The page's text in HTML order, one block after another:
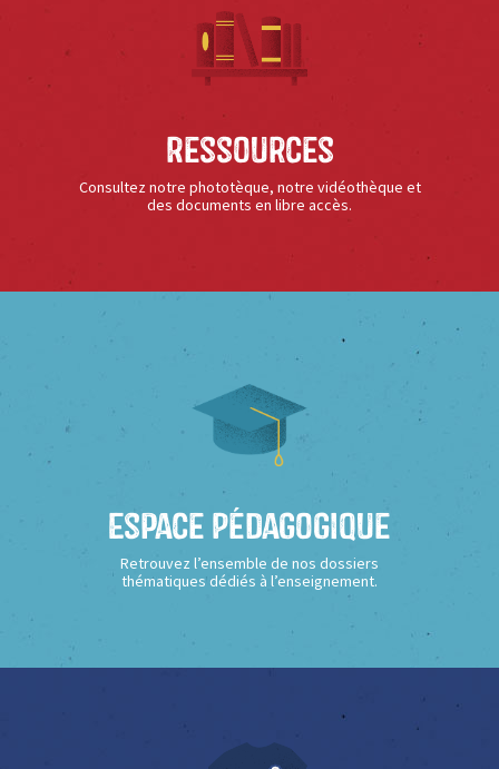
Ressources
Consultez notre phototèque, notre vidéothèque et
des documents en libre accès.
Espace Pédagogique
Retrouvez l’ensemble de nos dossiers
thématiques dédiés à l’enseignement.